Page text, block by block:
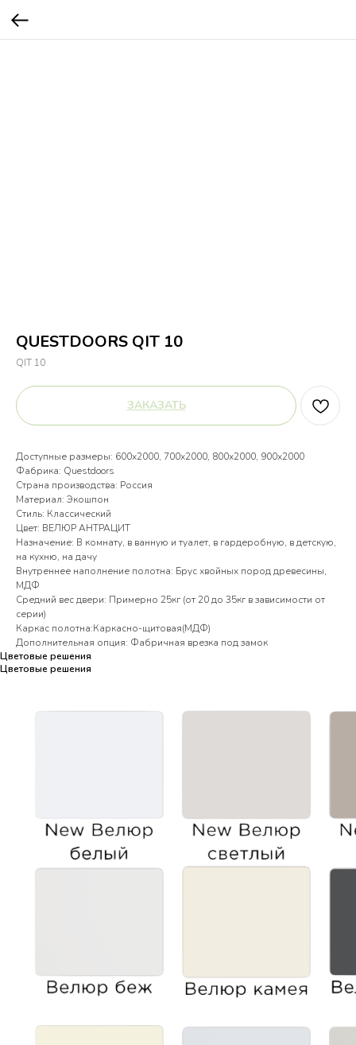
QUESTDOORS QIT 10
QIT 10
ЗАКАЗАТЬ
Доступные размеры: 600х2000, 700х2000, 800х2000, 900х2000
Фабрика: Questdoors
Страна производства: Россия
Материал: Экошпон
Стиль: Классический
Цвет: ВЕЛЮР АНТРАЦИТ
Назначение: В комнату, в ванную и туалет, в гардеробную, в детскую,
на кухню, на дачу
Внутреннее наполнение полотна: Брус хвойных пород древесины,
МДФ
Средний вес двери: Примерно 25кг (от 20 до 35кг в зависимости от
серии)
Каркас полотна:Каркасно-щитовая(МДФ)
Дополнительная опция: Фабричная врезка под замок
Цветовые решения
Цветовые решения